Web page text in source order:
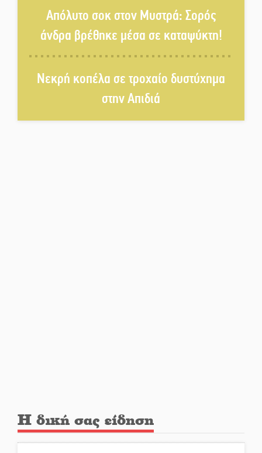
Πολιτισμός και παράδοση δίνουν
ραντεβού στην Αγόριανη
δυναμικό καλοκαιρινό party
Διακοπή μαθημάτων στο
Οδύνη στην Απιδιά για τον χαμό
Απόλυτο σοκ στον Μυστρά: Σορός
άνδρα βρέθηκε μέσα σε καταψύκτη!
Νεκρή κοπέλα σε τροχαίο δυστύχημα
στην Απιδιά
Η δική σας είδηση